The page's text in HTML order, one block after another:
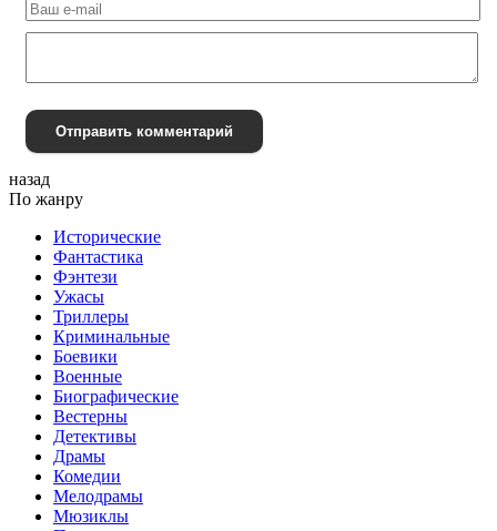
Отправить комментарий
назад
По жанру
Исторические
Фантастика
Фэнтези
Ужасы
Триллеры
Криминальные
Боевики
Военные
Биографические
Вестерны
Детективы
Драмы
Комедии
Мелодрамы
Мюзиклы